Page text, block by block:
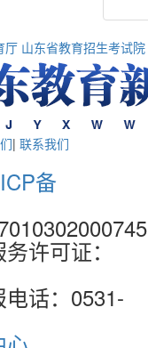
厅 山东省教育招生考试院
| 联系我们
备
许可证：
话：0531-